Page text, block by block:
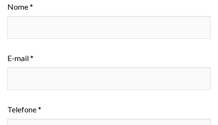
Nome *
E-mail *
Telefone *